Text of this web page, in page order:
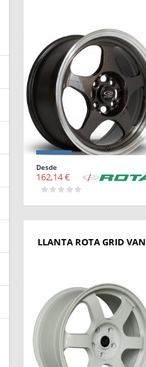
Desde
162,14 €
LLANTA ROTA GRID VAN